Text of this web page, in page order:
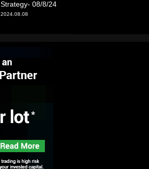
Strategy- 08/8/24
2024.08.08